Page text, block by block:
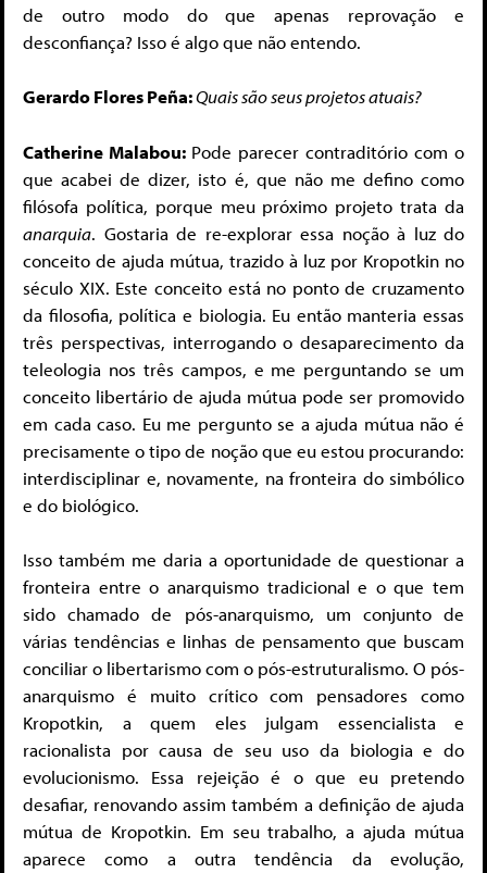
de outro modo do que apenas reprovação e
desconfiança? Isso é algo que não entendo.
Gerardo Flores Peña:Quais são seus projetos atuais?
Catherine Malabou: Pode parecer contraditório com o
que acabei de dizer, isto é, que não me defino como
filósofa política, porque meu próximo projeto trata da
anarquia. Gostaria de re-explorar essa noção à luz do
conceito de ajuda mútua, trazido à luz por Kropotkin no
século XIX. Este conceito está no ponto de cruzamento
da filosofia, política e biologia. Eu então manteria essas
três perspectivas, interrogando o desaparecimento da
teleologia nos três campos, e me perguntando se um
conceito libertário de ajuda mútua pode ser promovido
em cada caso. Eu me pergunto se a ajuda mútua não é
precisamente o tipo de noção que eu estou procurando:
interdisciplinar e, novamente, na fronteira do simbólico
e do biológico.
Isso também me daria a oportunidade de questionar a
fronteira entre o anarquismo tradicional e o que tem
sido chamado de pós-anarquismo, um conjunto de
várias tendências e linhas de pensamento que buscam
conciliar o libertarismo com o pós-estruturalismo. O pós-
anarquismo é muito crítico com pensadores como
Kropotkin, a quem eles julgam essencialista e
racionalista por causa de seu uso da biologia e do
evolucionismo. Essa rejeição é o que eu pretendo
desafiar, renovando assim também a definição de ajuda
mútua de Kropotkin. Em seu trabalho, a ajuda mútua
aparece como a outra tendência da evolução,